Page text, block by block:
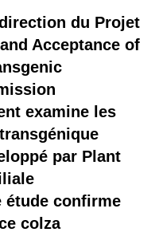
du Projet
Acceptance of
examine les
par Plant
étude confirme
colza